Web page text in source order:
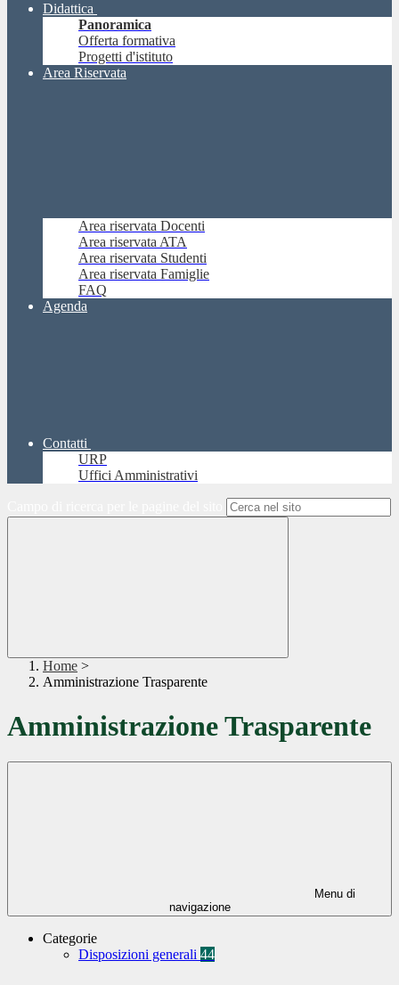
Didattica
Panoramica
Offerta formativa
Progetti d'istituto
Area Riservata
Area riservata Docenti
Area riservata ATA
Area riservata Studenti
Area riservata Famiglie
FAQ
Agenda
Contatti
URP
Uffici Amministrativi
Home >
Amministrazione Trasparente
Amministrazione Trasparente
Menu di
navigazione
Categorie
Disposizioni generali 44